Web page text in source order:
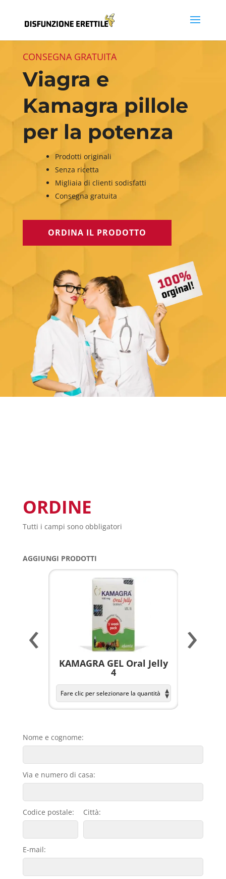
CONSEGNA GRATUITA
Viagra e
Kamagra pillole
per la potenza
Prodotti originali
Senza ricetta
Migliaia di clienti sodisfatti
Consegna gratuita
ORDINA IL PRODOTTO
ORDINE
Tutti i campi sono obbligatori
AGGIUNGI PRODOTTI
KAMAGRA GEL Oral Jelly
4
‹ ›
Nome e cognome:
Via e numero di casa:
Codice postale: Città:
E-mail: